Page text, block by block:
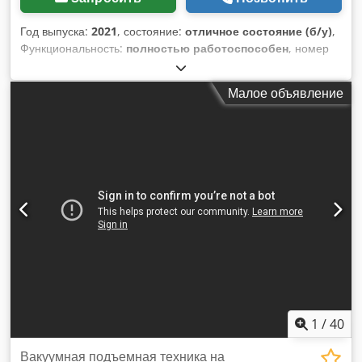
Год выпуска: 2021, состояние: отличное состояние (б/у),
Функциональность: полностью работоспособен, номер
машины/транспортного средства:
предлагаем этот вакуумный подъемник Etalon Alfa Kft
Etalon Alfa Vacuum Lifter - 6000 мм, в отличном состоянии
дополнительная информация, пожалуйста, напишите нам
сообщение или позвоните по телефону. Crodpfeyzipdsx Aa
Малое объявление
1 /40
Вакуумная подъемная техника на